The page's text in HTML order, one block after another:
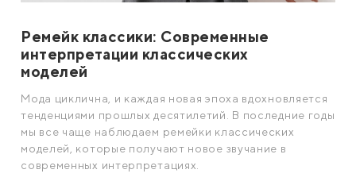
Ремейк классики: Современные
интерпретации классических
моделей
Мода циклична, и каждая новая эпоха вдохновляется
тенденциями прошлых десятилетий. В последние годы
мы все чаще наблюдаем ремейки классических
моделей, которые получают новое звучание в
современных интерпретациях.